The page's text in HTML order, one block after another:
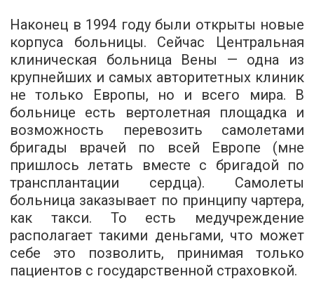
Наконец в 1994 году были открыты новые
корпуса больницы. Сейчас Центральная
клиническая больница Вены — одна из
крупнейших и самых авторитетных клиник
не только Европы, но и всего мира. В
больнице есть вертолетная площадка и
возможность перевозить самолетами
бригады врачей по всей Европе (мне
пришлось летать вместе с бригадой по
трансплантации сердца). Самолеты
больница заказывает по принципу чартера,
как такси. То есть медучреждение
располагает такими деньгами, что может
себе это позволить, принимая только
пациентов с государственной страховкой.